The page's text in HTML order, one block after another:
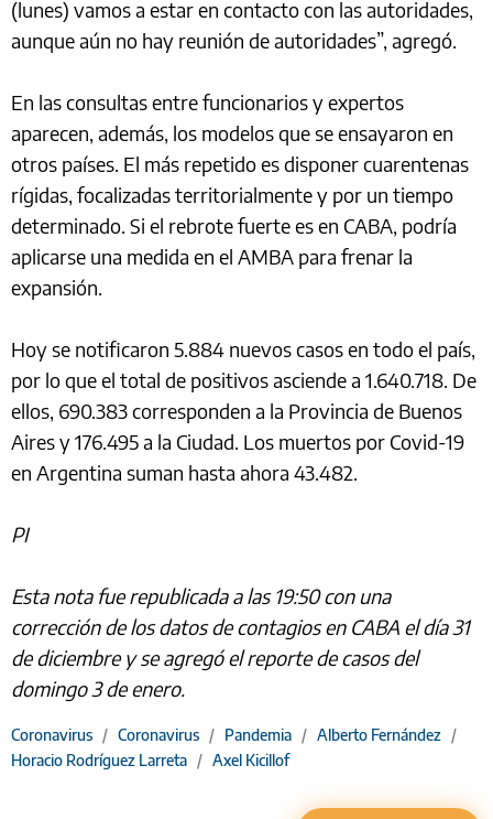
(lunes) vamos a estar en contacto con las autoridades,
aunque aún no hay reunión de autoridades”, agregó.
En las consultas entre funcionarios y expertos
aparecen, además, los modelos que se ensayaron en
otros países. El más repetido es disponer cuarentenas
rígidas, focalizadas territorialmente y por un tiempo
determinado. Si el rebrote fuerte es en CABA, podría
aplicarse una medida en el AMBA para frenar la
expansión.
Hoy se notificaron 5.884 nuevos casos en todo el país,
por lo que el total de positivos asciende a 1.640.718. De
ellos, 690.383 corresponden a la Provincia de Buenos
Aires y 176.495 a la Ciudad. Los muertos por Covid-19
en Argentina suman hasta ahora 43.482.
PI
Esta nota fue republicada a las 19:50 con una
corrección de los datos de contagios en CABA el día 31
de diciembre y se agregó el reporte de casos del
domingo 3 de enero.
Coronavirus / Coronavirus / Pandemia / Alberto Fernández /
Horacio Rodríguez Larreta / Axel Kicillof